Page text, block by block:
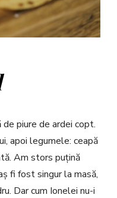
piure de ardei copt.
apoi legumele: ceapă
Am stors puțină
fi fost singur la masă,
Dar cum Ionelei nu-i